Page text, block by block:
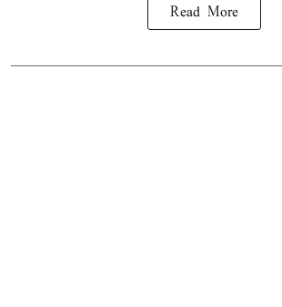
Read More